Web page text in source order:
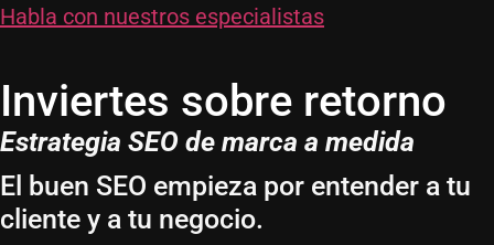
Habla con nuestros especialistas
Inviertes sobre retorno
Estrategia SEO de marca a medida
El buen SEO empieza por entender a tu
cliente y a tu negocio.